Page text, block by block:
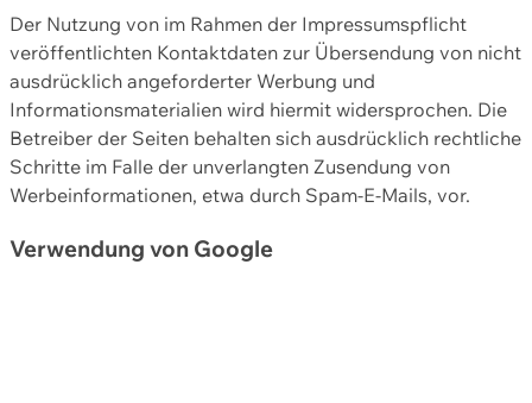
Der Nutzung von im Rahmen der Impressumspflicht
veröffentlichten Kontaktdaten zur Übersendung von nicht
ausdrücklich angeforderter Werbung und
Informationsmaterialien wird hiermit widersprochen. Die
Betreiber der Seiten behalten sich ausdrücklich rechtliche
Schritte im Falle der unverlangten Zusendung von
Werbeinformationen, etwa durch Spam-E-Mails, vor.
Verwendung von Google